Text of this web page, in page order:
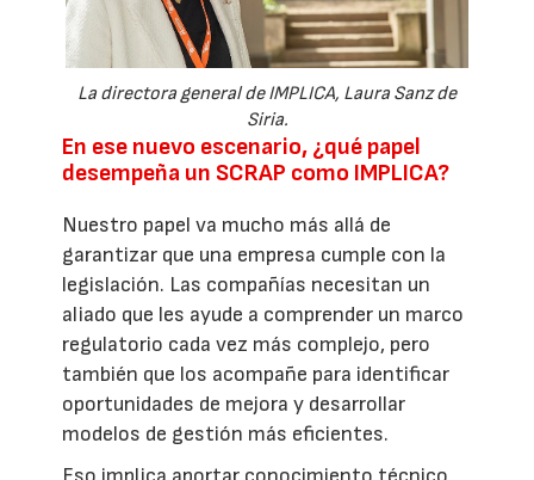
La directora general de IMPLICA, Laura Sanz de
Siria.
En ese nuevo escenario, ¿qué papel
desempeña un SCRAP como IMPLICA?
Nuestro papel va mucho más allá de
garantizar que una empresa cumple con la
legislación. Las compañías necesitan un
aliado que les ayude a comprender un marco
regulatorio cada vez más complejo, pero
también que los acompañe para identificar
oportunidades de mejora y desarrollar
modelos de gestión más eficientes.